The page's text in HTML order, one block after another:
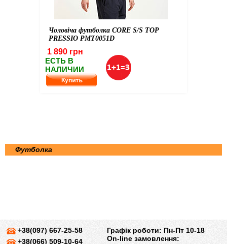
Чоловіча футболка CORE S/S TOP
PRESSIO PMT0051D
1 890 грн
ЕСТЬ В
НАЛИЧИИ
Футболка
+38(097) 667-25-58
+38(066) 509-10-64
Графік роботи: Пн-Пт 10-18
On-line замовлення: